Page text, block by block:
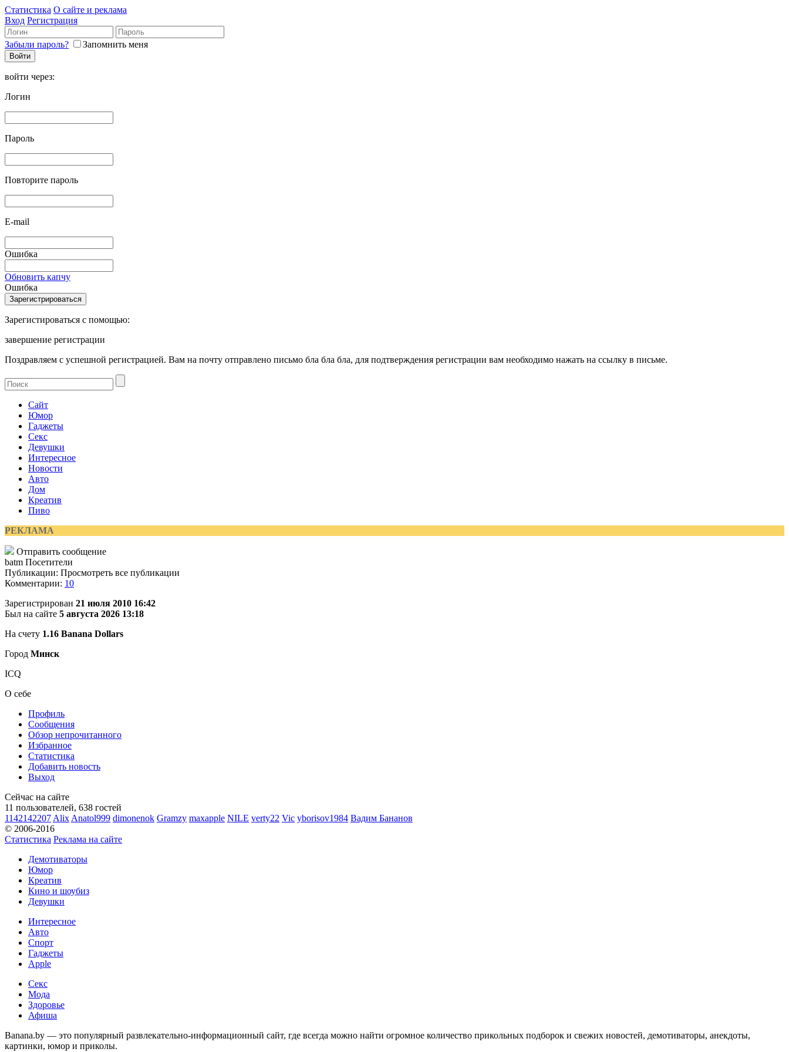
Статистика О сайте и реклама
Вход Регистрация
Забыли пароль? Запомнить меня
войти через:
Логин
Пароль
Повторите пароль
E-mail
Ошибка
Обновить капчу
Ошибка
Зарегистироваться с помощью:
завершение регистрации
Поздравляем с успешной регистрацией. Вам на почту отправлено письмо бла бла бла, для подтверждения регистрации вам необходимо нажать на ссылку в письме.
Сайт
Юмор
Гаджеты
Секс
Девушки
Интересное
Новости
Авто
Дом
Креатив
Пиво
РЕКЛАМА
Отправить сообщение
batm Посетители
Публикации: Просмотреть все публикации
Комментарии: 10
Зарегистрирован 21 июля 2010 16:42
Был на сайте 5 августа 2026 13:18
На счету 1.16 Banana Dollars
Город Минск
ICQ
О себе
Профиль
Сообщения
Обзор непрочитанного
Избранное
Статистика
Добавить новость
Выход
Сейчас на сайте
11 пользователей, 638 гостей
1142142207 Alix Anatol999 dimonenok Gramzy maxapple NILE verty22 Vic yborisov1984 Вадим Бананов
© 2006-2016
Статистика Реклама на сайте
Демотиваторы
Юмор
Креатив
Кино и шоубиз
Девушки
Интересное
Авто
Спорт
Гаджеты
Apple
Секс
Мода
Здоровье
Афиша
Banana.by — это популярный развлекательно-информационный сайт, где всегда можно найти огромное количество прикольных подборок и свежих новостей, демотиваторы, анекдоты,
картинки, юмор и приколы.